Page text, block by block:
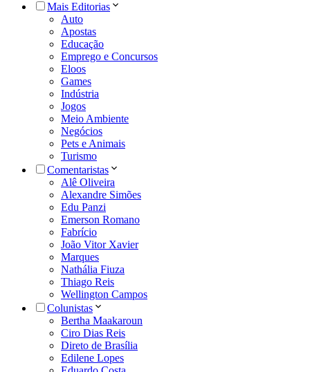
Mais Editorias
Auto
Apostas
Educação
Emprego e Concursos
Eloos
Games
Indústria
Jogos
Meio Ambiente
Negócios
Pets e Animais
Turismo
Comentaristas
Alê Oliveira
Alexandre Simões
Edu Panzi
Emerson Romano
Fabrício
João Vitor Xavier
Marques
Nathália Fiuza
Thiago Reis
Wellington Campos
Colunistas
Bertha Maakaroun
Ciro Dias Reis
Direto de Brasília
Edilene Lopes